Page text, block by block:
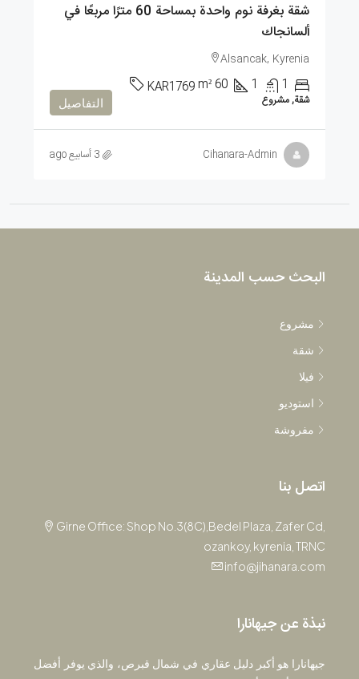
شقة بغرفة نوم واحدة بمساحة 60 مترًا مربعًا في
ألسانجاك
Alsancak, Kyrenia
1
1
60
m²
KAR1769
شقة, مشروع التفاصيل
Cihanara-Admin 3 أسابيع ago
البحث حسب المدينة
مشروع
شقة
فيلا
استوديو
مفروشة
اتصل بنا
Girne Office: Shop No.3(8C),Bedel Plaza, Zafer Cd,
ozankoy, kyrenia, TRNC
info@jihanara.com
نبذة عن جيهانارا
جيهانارا هو أكبر دليل عقاري في شمال قبرص، والذي يوفر أفضل